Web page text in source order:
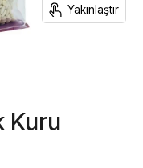
Yakınlaştır
Kuru